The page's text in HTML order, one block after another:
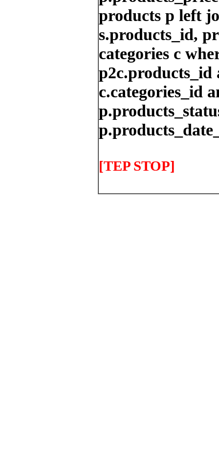
products p left
s.products_id,
categories c
p2c.products_id
c.categories_id
[TEP STOP]